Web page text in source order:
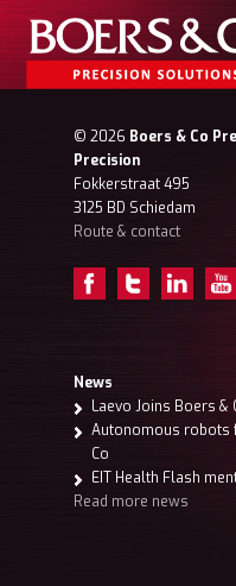
Relocation to
© 2026 Boers & Co
Precision
Fokkerstraat 495
3125 BD Schiedam
Route & contact
News
Laevo Joins Boers &
Autonomous robots
Co
EIT Health Flash
Read more news